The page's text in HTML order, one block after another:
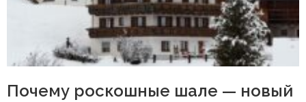
Почему роскошные шале — новый